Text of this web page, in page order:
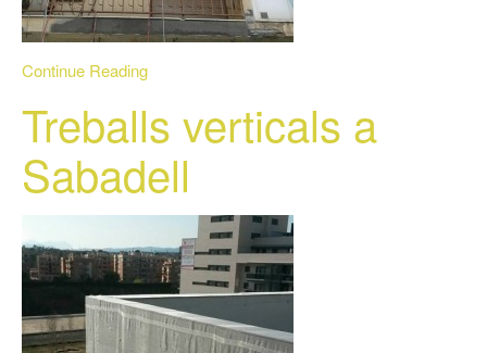
Continue Reading
Treballs verticals a
Sabadell